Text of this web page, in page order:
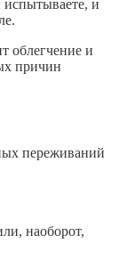
испытываете, и
облегчение и
причин
переживаний
наоборот,